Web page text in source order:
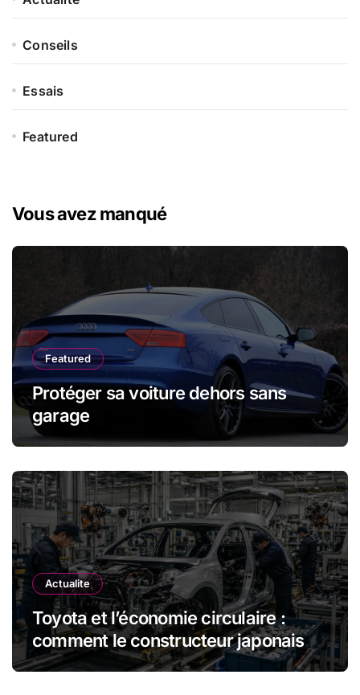
Conseils
Essais
Featured
Vous avez manqué
Featured
Protéger sa voiture dehors sans
garage
Actualite
Toyota et l’économie circulaire :
comment le constructeur japonais
réduit les déchets et optimise les